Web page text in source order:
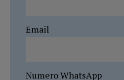
Email
Numero WhatsApp